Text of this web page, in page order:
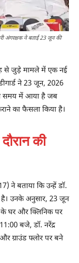
अंगरक्षक ने बताई 23 जून की
से जुड़े मामले में एक नई
ने 23 जून, 2026
समय में आया है जब
का फैसला किया है।
की
ने बताया कि उन्हें डॉ.
है। उनके अनुसार, 23 जून
घर और क्लिनिक पर
बजे, डॉ. नरेंद्र
ग्राउंड फ्लोर पर बने